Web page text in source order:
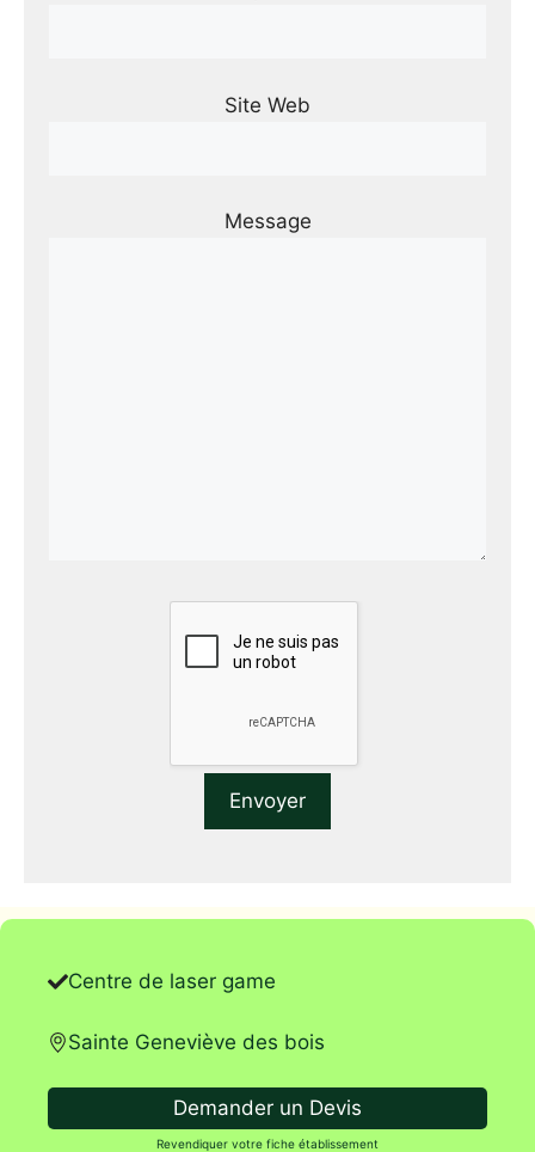
Site Web
Message
Centre de laser game
Sainte Geneviève des bois
Demander un Devis
Revendiquer votre fiche établissement